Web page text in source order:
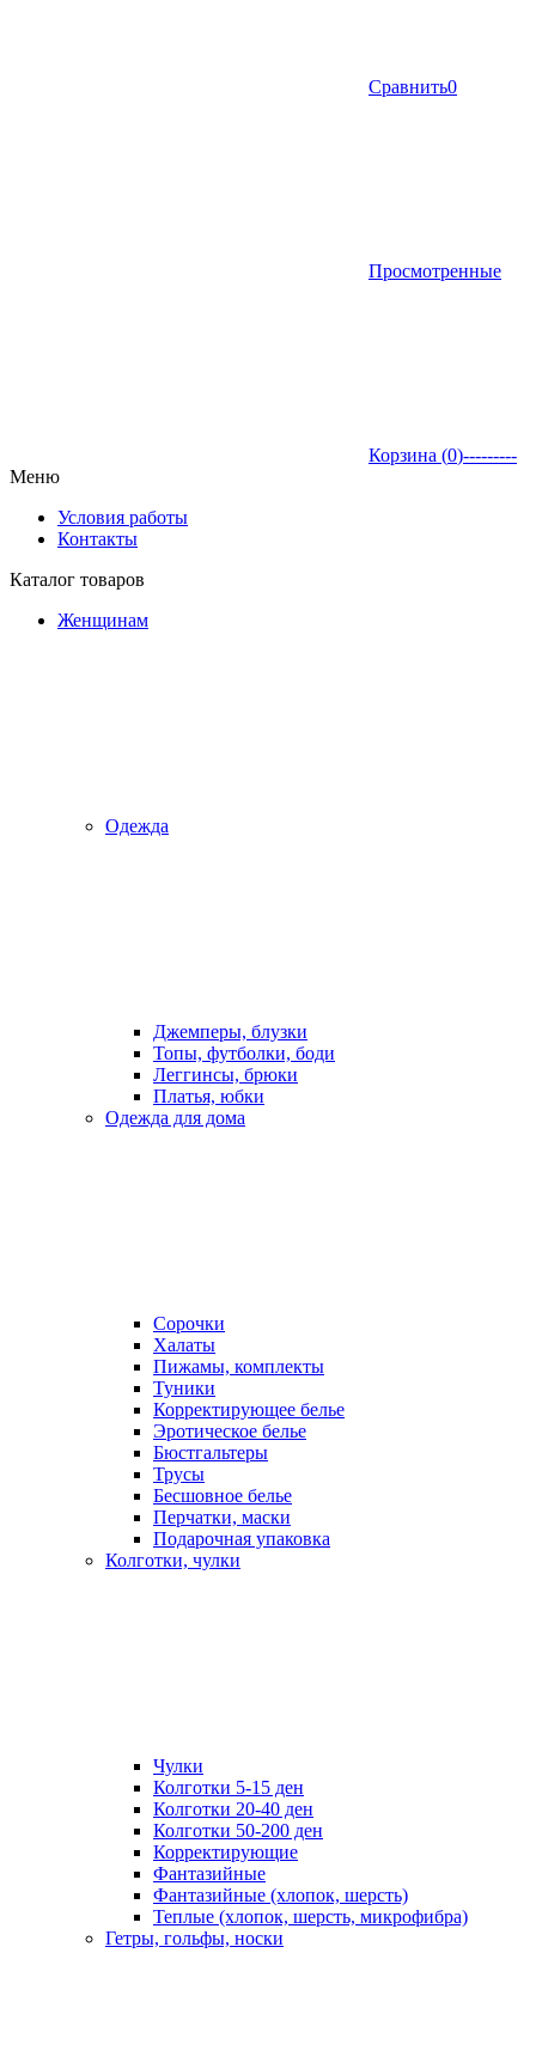
Сравнить0
Просмотренные
Корзина (0)---------
Меню
Условия работы
Контакты
Каталог товаров
Женщинам
Одежда
Джемперы, блузки
Топы, футболки, боди
Леггинсы, брюки
Платья, юбки
Одежда для дома
Сорочки
Халаты
Пижамы, комплекты
Туники
Корректирующее белье
Эротическое белье
Бюстгальтеры
Трусы
Бесшовное белье
Перчатки, маски
Подарочная упаковка
Колготки, чулки
Чулки
Колготки 5-15 ден
Колготки 20-40 ден
Колготки 50-200 ден
Корректирующие
Фантазийные
Фантазийные (хлопок, шерсть)
Теплые (хлопок, шерсть, микрофибра)
Гетры, гольфы, носки